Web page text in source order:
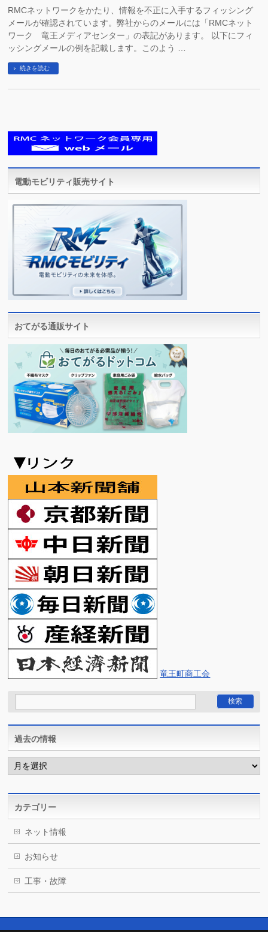
RMCネットワークをかたり、情報を不正に入手するフィッシング
メールが確認されています。弊社からのメールには「RMCネット
ワーク 竜王メディアセンター」の表記があります。 以下にフィ
ッシングメールの例を記載します。このよう …
続きを読む
電動モビリティ販売サイト
おてがる通販サイト
竜王町商工会
過去の情報
過
去
の
カテゴリー
ネット情報
お知らせ
工事・故障